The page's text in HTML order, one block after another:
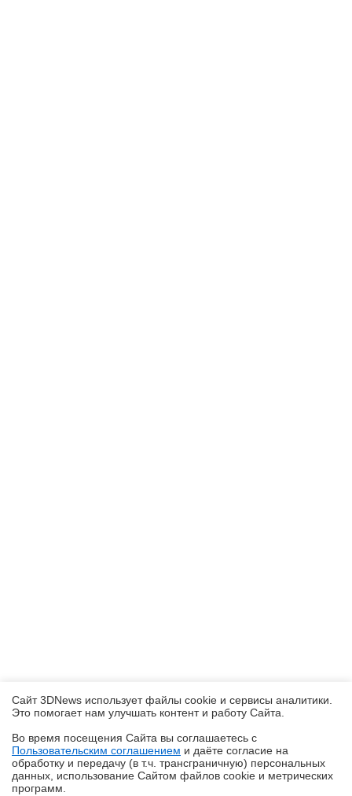
Сайт 3DNews использует файлы cookie и сервисы аналитики.
Это помогает нам улучшать контент и работу Cайта.
Во время посещения Cайта вы соглашаетесь с
Пользовательским соглашением и даёте согласие на
обработку и передачу (в т.ч. трансграничную) персональных
данных, использование Cайтом файлов cookie и метрических
программ.